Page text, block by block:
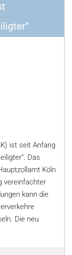
ist seit Anfang
Das
Köln
vereinfachter
kann die
Die neu